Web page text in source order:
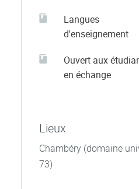
Langues
d'enseignement
Ouvert aux
en échange
Lieux
Chambéry (domaine
73)